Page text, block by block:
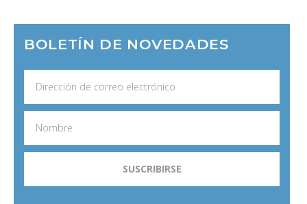
BOLETÍN DE NOVEDADES